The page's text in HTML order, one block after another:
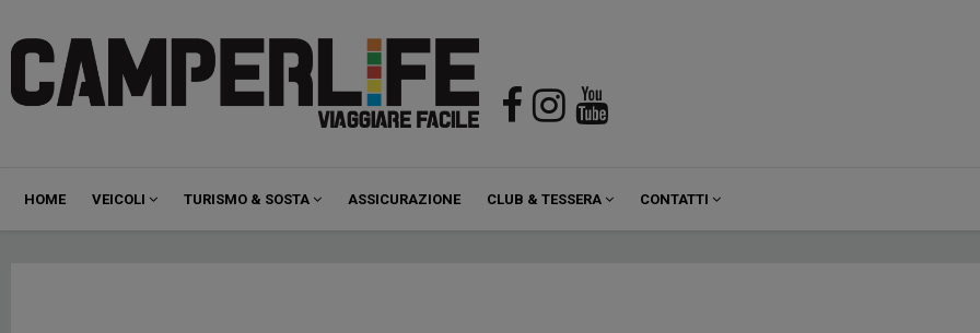
Navigazione
principale
HOME VEICOLI TURISMO & SOSTA ASSICURAZIONE CLUB & TESSERA CONTATTI